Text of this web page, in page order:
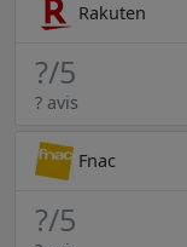
Rakuten
?/5
? avis
Fnac
?/5